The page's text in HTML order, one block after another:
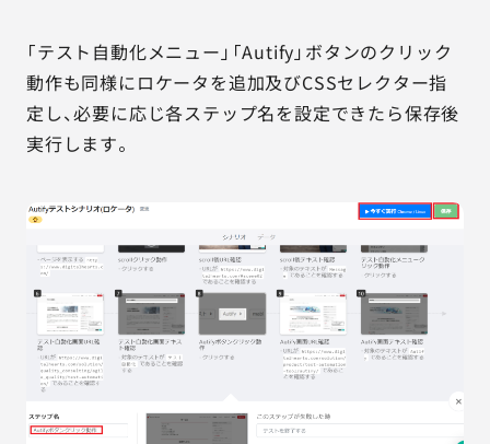
「テスト自動化メニュー」「Autify」ボタンのクリック
動作も同様にロケータを追加及びCSSセレクター指
定し、必要に応じ各ステップ名を設定できたら保存後
実行します。